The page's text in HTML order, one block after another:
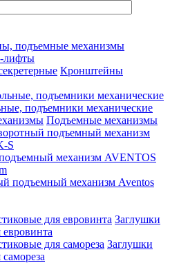
подъемные механизмы
лифты
Кронштейны
подъемники механические
Подъемные механизмы
подъемный механизм
S
механизм AVENTOS
подъемный механизм Aventos
Заглушки
Заглушки